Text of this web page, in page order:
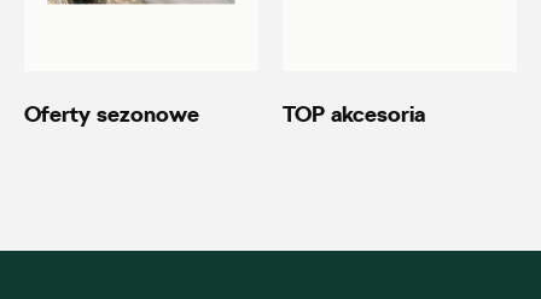
Oferty sezonowe TOP akcesoria